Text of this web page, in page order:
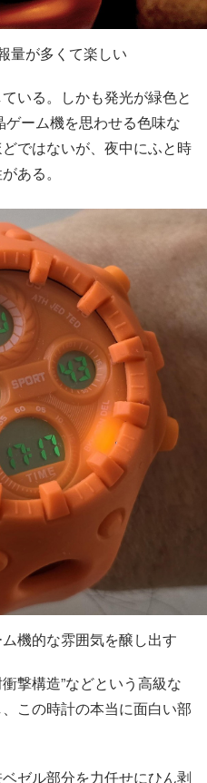
量が多くて楽しい
いる。しかも発光が緑色と
ーム機を思わせる色味な
ではないが、夜中にふと時
ある。
機的な雰囲気を醸し出す
撃構造”などという高級な
この時計の本当に面白い部
ゼル部分を力任せにひん剥